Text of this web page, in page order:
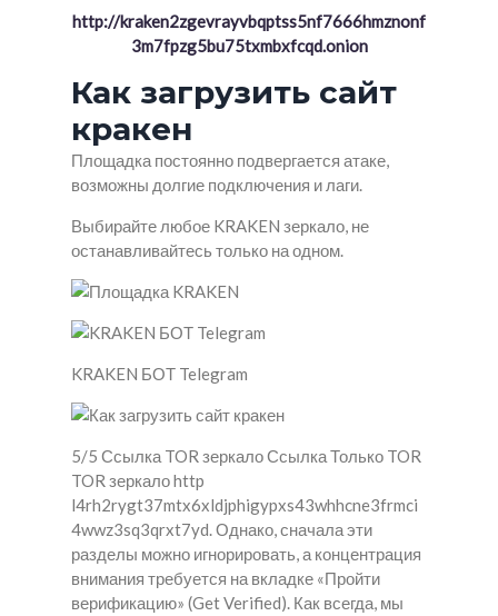
http://kraken2zgevrayvbqptss5nf7666hmznonf
3m7fpzg5bu75txmbxfcqd.onion
Как загрузить сайт
кракен
Площадка постоянно подвергается атаке,
возможны долгие подключения и лаги.
Выбирайте любое KRAKEN зеркало, не
останавливайтесь только на одном.
KRAKEN БОТ Telegram
5/5 Ссылка TOR зеркало Ссылка Только TOR
TOR зеркало http
l4rh2rygt37mtx6xldjphigypxs43whhcne3frmci
4wwz3sq3qrxt7yd. Однако, сначала эти
разделы можно игнорировать, а концентрация
внимания требуется на вкладке «Пройти
верификацию» (Get Verified). Как всегда, мы